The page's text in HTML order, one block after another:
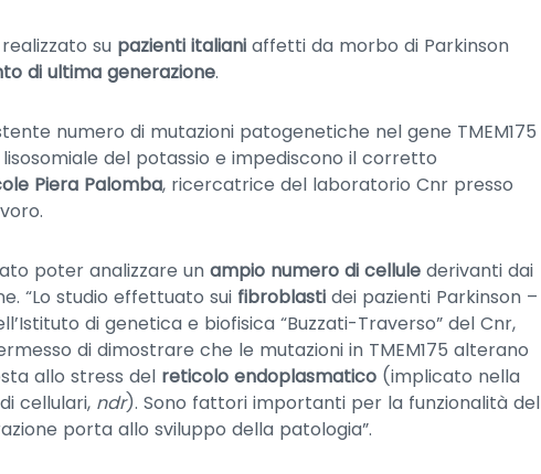
realizzato su pazienti italiani affetti da morbo di Parkinson
di ultima generazione.
numero di mutazioni patogenetiche nel gene TMEM175
del potassio e impediscono il corretto
Piera Palomba, ricercatrice del laboratorio Cnr presso
poter analizzare un ampio numero di cellule derivanti dai
“Lo studio effettuato sui fibroblasti dei pazienti Parkinson –
di genetica e biofisica “Buzzati-Traverso” del Cnr,
di dimostrare che le mutazioni in TMEM175 alterano
allo stress del reticolo endoplasmatico (implicato nella
cellulari, ndr). Sono fattori importanti per la funzionalità del
porta allo sviluppo della patologia”.